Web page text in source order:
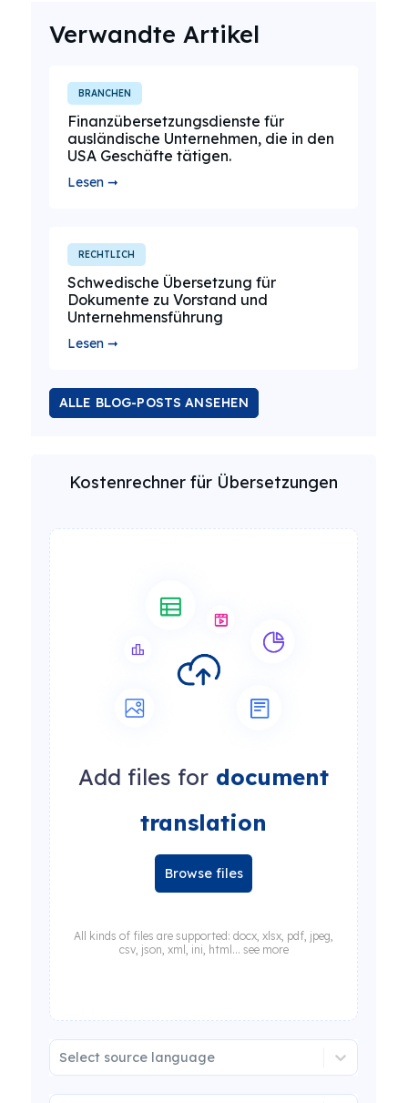
Verwandte Artikel
BRANCHEN
Finanzübersetzungsdienste für
ausländische Unternehmen, die in den
USA Geschäfte tätigen.
Lesen ➞
RECHTLICH
Schwedische Übersetzung für
Dokumente zu Vorstand und
Unternehmensführung
Lesen ➞
ALLE BLOG-POSTS ANSEHEN
Kostenrechner für Übersetzungen
Add files for document
translation
Browse files
All kinds of files are supported: docx, xlsx, pdf, jpeg,
csv, json, xml, ini, html... see more
Select source language